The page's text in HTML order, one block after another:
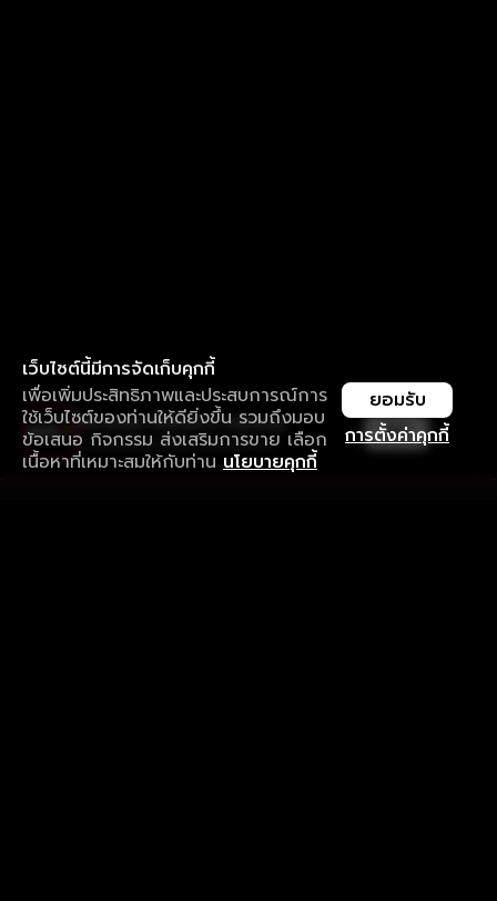
เว็บไซต์นี้มีการจัดเก็บคุกกี้
เพื่อเพิ่มประสิทธิภาพและประสบการณ์การ
ใช้เว็บไซต์ของท่านให้ดียิ่งขึ้น รวมถึงมอบ
ข้อเสนอ กิจกรรม ส่งเสริมการขาย เลือก
เนื้อหาที่เหมาะสมให้กับท่าน นโยบายคุกกี้
การตั้งค่าคุกกี้
ยอมรับ
ใช้งานแอป ลื่นไหลกว่า ไม่มีสะดุด
ดาวน์โหลดแอปเพื่อการรับชมที่ดีกว่า เปิด